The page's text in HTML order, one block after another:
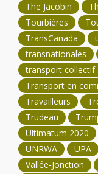
The Jacobin
Tourbières
TransCanada
transnationales
transport collectif
Transport en
Travailleurs
Trudeau
Ultimatum 2020
UNRWA
UPA
Vallée-Jonction